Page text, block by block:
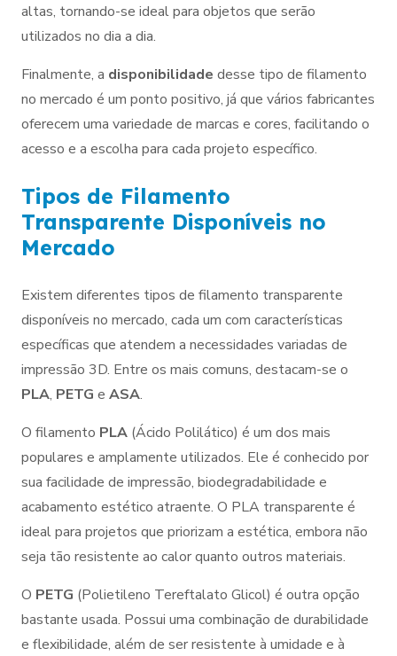
altas, tornando-se ideal para objetos que serão
utilizados no dia a dia.
Finalmente, a disponibilidade desse tipo de filamento
no mercado é um ponto positivo, já que vários fabricantes
oferecem uma variedade de marcas e cores, facilitando o
acesso e a escolha para cada projeto específico.
Tipos de Filamento
Transparente Disponíveis no
Mercado
Existem diferentes tipos de filamento transparente
disponíveis no mercado, cada um com características
específicas que atendem a necessidades variadas de
impressão 3D. Entre os mais comuns, destacam-se o
PLA, PETG e ASA.
O filamento PLA (Ácido Polilático) é um dos mais
populares e amplamente utilizados. Ele é conhecido por
sua facilidade de impressão, biodegradabilidade e
acabamento estético atraente. O PLA transparente é
ideal para projetos que priorizam a estética, embora não
seja tão resistente ao calor quanto outros materiais.
O PETG (Polietileno Tereftalato Glicol) é outra opção
bastante usada. Possui uma combinação de durabilidade
e flexibilidade, além de ser resistente à umidade e à